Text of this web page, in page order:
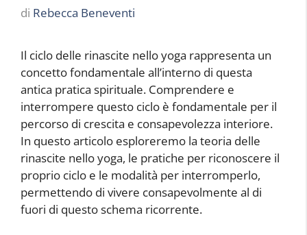
di Rebecca Beneventi
Il ciclo delle rinascite nello yoga rappresenta un
concetto fondamentale all’interno di questa
antica pratica spirituale. Comprendere e
interrompere questo ciclo è fondamentale per il
percorso di crescita e consapevolezza interiore.
In questo articolo esploreremo la teoria delle
rinascite nello yoga, le pratiche per riconoscere il
proprio ciclo e le modalità per interromperlo,
permettendo di vivere consapevolmente al di
fuori di questo schema ricorrente.